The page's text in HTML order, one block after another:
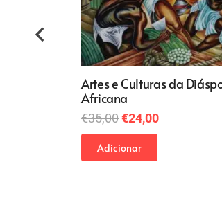
Artes e Culturas da
Africana
€35,00O
preço
original
€24,00O
Adicionar